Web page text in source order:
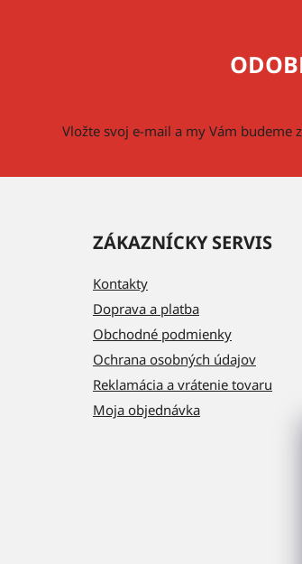
Vložte svoj e-mail a my Vám budeme
ZÁKAZNÍCKY SERVIS
Kontakty
Doprava a platba
Obchodné podmienky
Ochrana osobných údajov
Reklamácia a vrátenie tovaru
Moja objednávka